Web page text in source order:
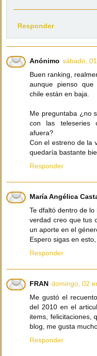
Responder
Anónimo sábado,
Buen ranking,
aunque pienso que
chile están en baja.
Me preguntaba ¿no
con las teleseries
afuera?
Con el estreno de la
quedaría bastante
Responder
María Angélica
Te dfaltó dentro de
verdad creo que tus
un aporte en el
Espero sigas en
Responder
FRAN domingo, 02
Me gustó el
del 2010 en el
items, felicitaciones,
blog, me gusta
Responder